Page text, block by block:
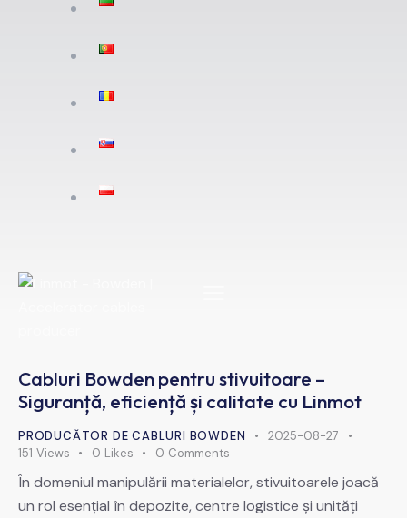
Cabluri Bowden pentru stivuitoare –
Siguranță, eficiență și calitate cu Linmot
PRODUCĂTOR DE CABLURI BOWDEN
2025-08-27
151 Views 0 Likes 0 Comments
În domeniul manipulării materialelor, stivuitoarele joacă
un rol esențial în depozite, centre logistice și unități